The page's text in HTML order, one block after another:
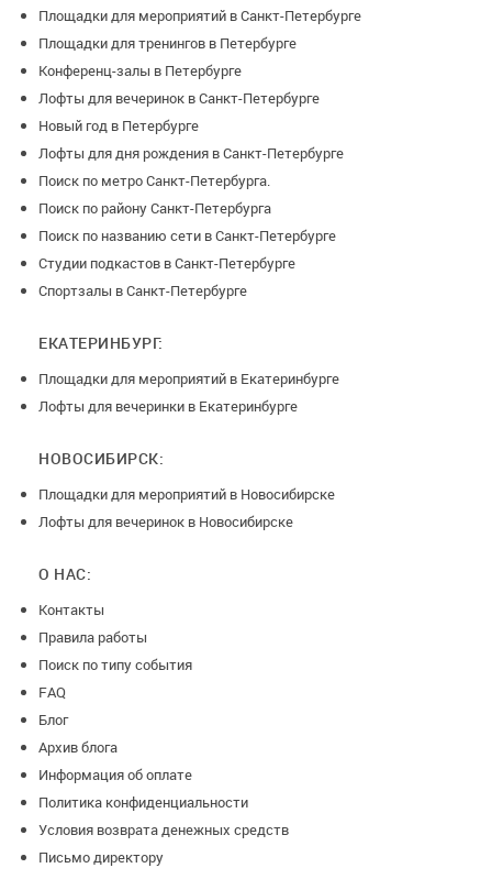
Площадки для мероприятий в Санкт-Петербурге
Площадки для тренингов в Петербурге
Конференц-залы в Петербурге
Лофты для вечеринок в Санкт-Петербурге
Новый год в Петербурге
Лофты для дня рождения в Санкт-Петербурге
Поиск по метро Санкт-Петербурга.
Поиск по району Санкт-Петербурга
Поиск по названию сети в Санкт-Петербурге
Студии подкастов в Санкт-Петербурге
Спортзалы в Санкт-Петербурге
ЕКАТЕРИНБУРГ:
Площадки для мероприятий в Екатеринбурге
Лофты для вечеринки в Екатеринбурге
НОВОСИБИРСК:
Площадки для мероприятий в Новосибирске
Лофты для вечеринок в Новосибирске
О НАС:
Контакты
Правила работы
Поиск по типу события
FAQ
Блог
Архив блога
Информация об оплате
Политика конфиденциальности
Условия возврата денежных средств
Письмо директору